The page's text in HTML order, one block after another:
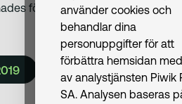
för offentliggörande den 23
använder cookies och
behandlar dina
personuppgifter för att
förbättra hemsidan
av analystjänsten Piwik
SA. Analysen baseras